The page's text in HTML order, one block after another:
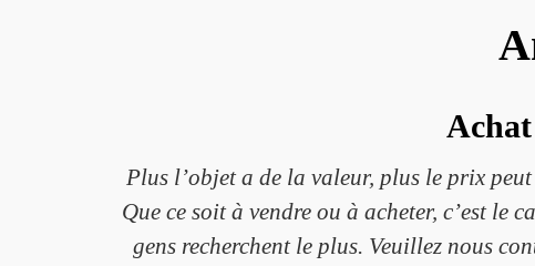
Plus l’objet a de la valeur, plus le prix
Que ce soit à vendre ou à acheter, c’est le
gens recherchent le plus. Veuillez nous